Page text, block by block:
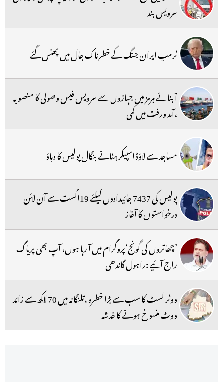
سرویس بند
ٹرمپ ایران جنگ کے خطرناک جال میں پھنس گئے
آبنائے ہرمز میں جہازوں سے سرویس فیس وصولی کا منصوبہ
،آمد ورفت میں کمی
مساجد سے لاؤڈ اسپیکر ہٹانے بنگال پولیس کا دباؤ
پولیس کی 7437 جائیدادوں کیلئے 19اگست سے آن لائن
درخواستوں کا آغاز
’چھاتروں کی گونج‘پروگرام میں آ رہا ہوں، آپ بھی پریاگ
راج آئیے :راہول گاندھی
ووٹر لسٹ کا سب سے بڑا خطرہ ،تلنگانہ میں 70 لاکھ سے زائد
ووٹ منسوخ ہونے کا خدشہ